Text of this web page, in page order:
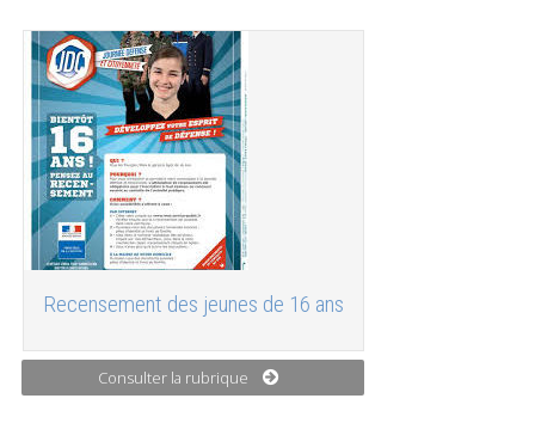
Recensement des jeunes de 16 ans
Consulter la rubrique